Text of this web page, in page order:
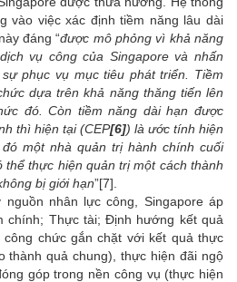
vào việc xác định tiềm năng lâu dài
đáng “được mô phỏng vì khả năng
vụ công của Singapore và nhấn
phục vụ mục tiêu phát triển. Tiềm
dựa trên khả năng thăng tiến lên
đó. Còn tiềm năng dài hạn được
thì hiện tại (CEP[6]) là ước tính hiện
một nhà quản trị hành chínhcuối
thể thực hiện quản trị một cách thành
bị giới hạn”[7]
nhân lực công, Singapore áp
chính; Thực tài; Định hướng kết quả
chức gắn chặt với kết quả thực
thành quả chung), thực hiện đãi ngộ
góp trong nền công vụ (thực hiện